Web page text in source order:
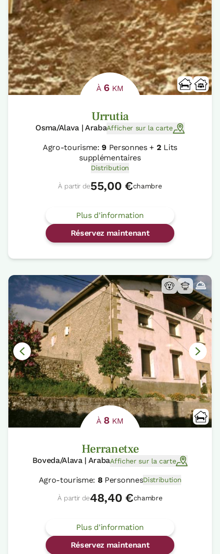
À 6 KM
Urrutia
Osma/Alava | ArabaAfficher sur la carte
Agro-tourisme:9 Personnes + 2 Lits
supplémentaires
Distribution
À partir de55,00 €chambre
Plus d'information
Réservez maintenant
À 8 KM
Herranetxe
Boveda/Alava | ArabaAfficher sur la carte
Agro-tourisme: 8PersonnesDistribution
À partir de48,40 €chambre
Plus d'information
Réservez maintenant